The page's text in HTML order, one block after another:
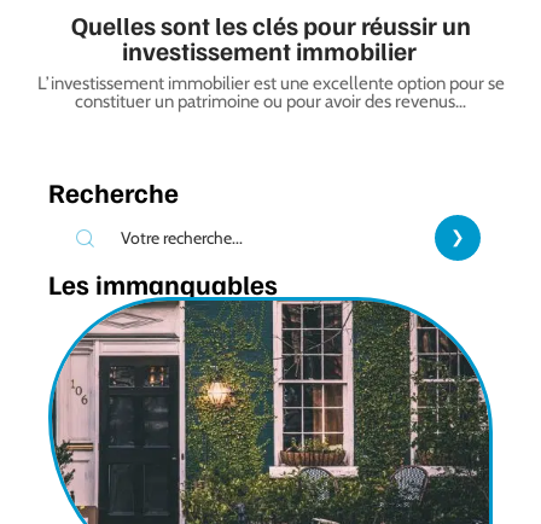
Quelles sont les clés pour réussir un
investissement immobilier
L’investissement immobilier est une excellente option pour se
constituer un patrimoine ou pour avoir des revenus…
Recherche
Les immanquables